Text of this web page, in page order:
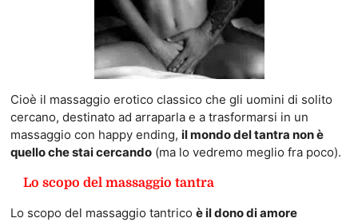
Cioè il massaggio erotico classico che gli uomini di solito
cercano, destinato ad arraparla e a trasformarsi in un
massaggio con happy ending, il mondo del tantra non è
quello che stai cercando(ma lo vedremo meglio fra poco).
Lo scopo del massaggio tantra
Lo scopo del massaggio tantrico è il dono di amore